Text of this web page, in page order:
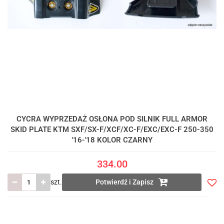
CYCRA WYPRZEDAŻ OSŁONA POD SILNIK FULL ARMOR
SKID PLATE KTM SXF/SX-F/XCF/XC-F/EXC/EXC-F 250-350
'16-'18 KOLOR CZARNY
334.00
szt. Potwierdź i Zapisz